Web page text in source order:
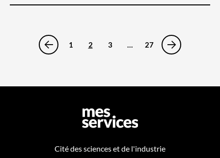
1 2 3 … 27
Cité des sciences et de l'industrie